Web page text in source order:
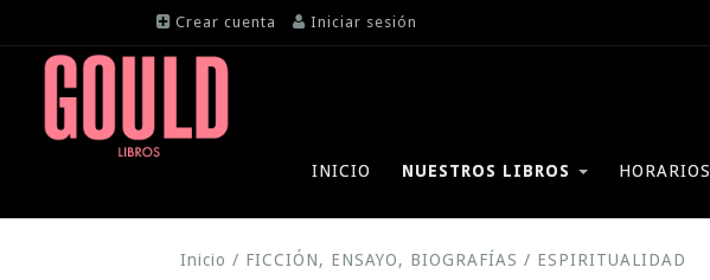
Crear cuenta Iniciar sesión
INICIO NUESTROS LIBROS HORARIOS
Inicio / FICCIÓN, ENSAYO, BIOGRAFÍAS / ESPIRITUALIDAD